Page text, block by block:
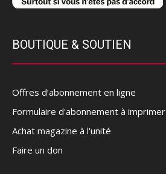
BOUTIQUE & SOUTIEN
Offres d’abonnement en ligne
Formulaire d'abonnement à imprimer
Achat magazine à l'unité
Faire un don